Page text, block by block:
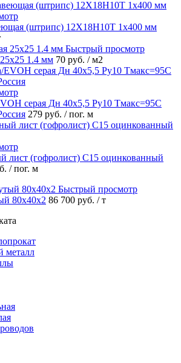
(штрипс) 12Х18Н10Т 1х400 мм
Быстрый просмотр
1.4 мм 70 руб. / м2
серая Дн 40х5,5 Ру10 Тмакс=95C
279 руб. / пог. м
лист (гофролист) С15 оцинкованный
/ пог. м
Быстрый просмотр
80х40х2 86 700 руб. / т
металл